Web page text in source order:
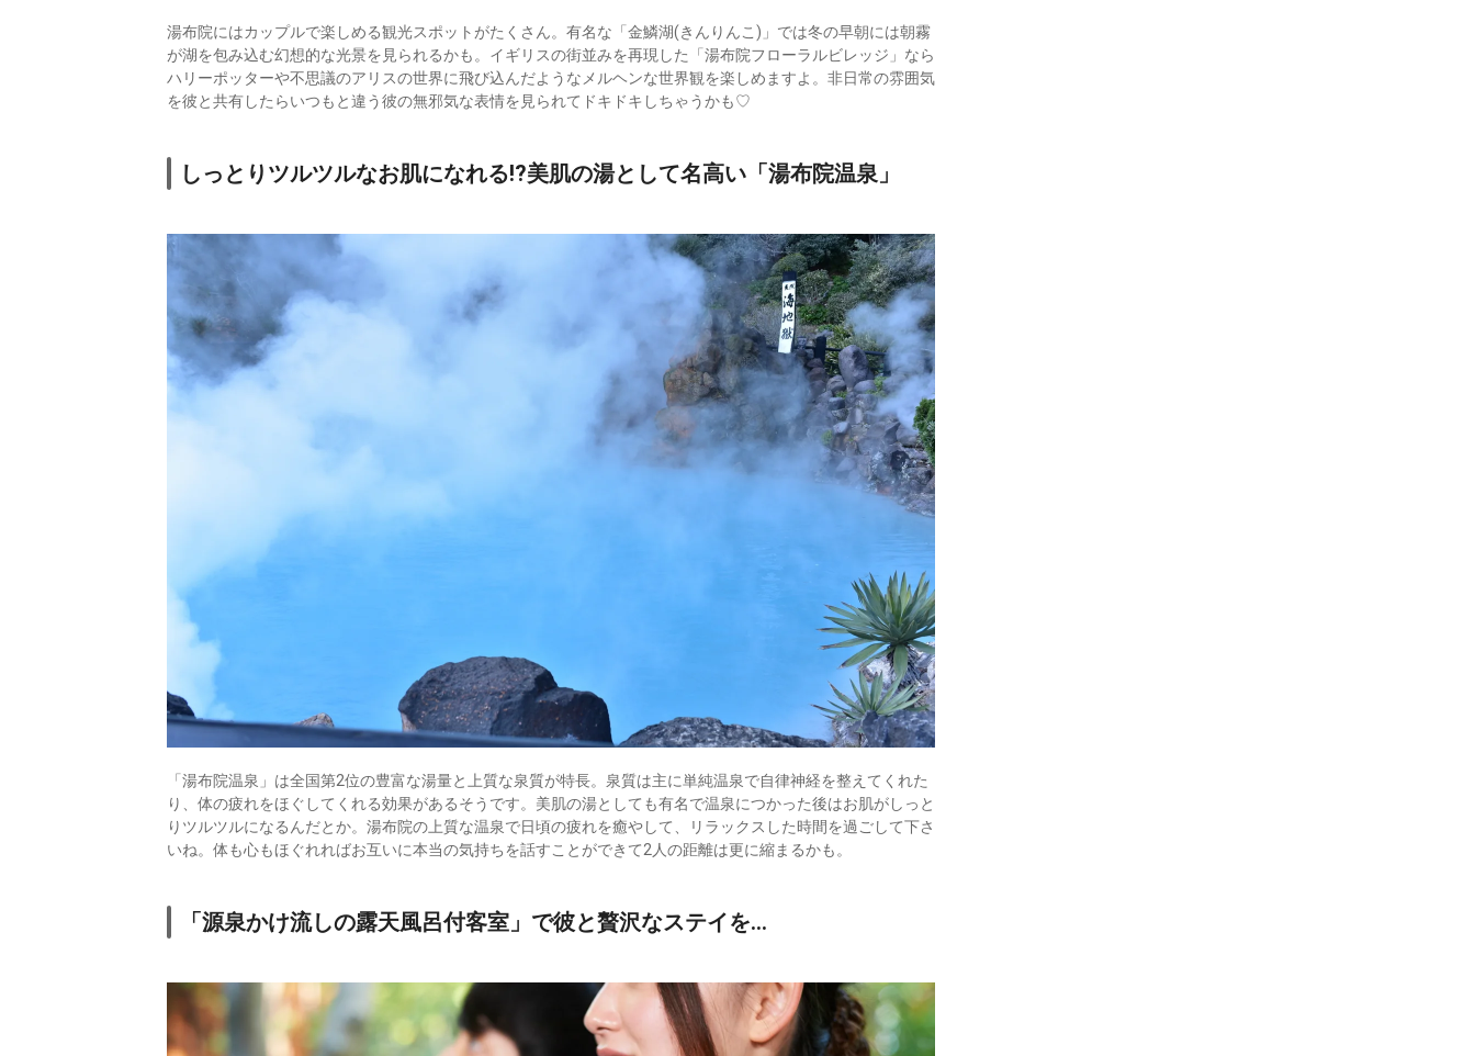
湯布院にはカップルで楽しめる観光スポットがたくさん。有名な「金鱗湖(きんりんこ)」では冬の早朝には朝霧
が湖を包み込む幻想的な光景を見られるかも。イギリスの街並みを再現した「湯布院フローラルビレッジ」なら
ハリーポッターや不思議のアリスの世界に飛び込んだようなメルヘンな世界観を楽しめますよ。非日常の雰囲気
を彼と共有したらいつもと違う彼の無邪気な表情を見られてドキドキしちゃうかも♡
しっとりツルツルなお肌になれる!?美肌の湯として名高い「湯布院温泉」
「湯布院温泉」は全国第2位の豊富な湯量と上質な泉質が特長。泉質は主に単純温泉で自律神経を整えてくれた
り、体の疲れをほぐしてくれる効果があるそうです。美肌の湯としても有名で温泉につかった後はお肌がしっと
りツルツルになるんだとか。湯布院の上質な温泉で日頃の疲れを癒やして、リラックスした時間を過ごして下さ
いね。体も心もほぐれればお互いに本当の気持ちを話すことができて2人の距離は更に縮まるかも。
「源泉かけ流しの露天風呂付客室」で彼と贅沢なステイを…